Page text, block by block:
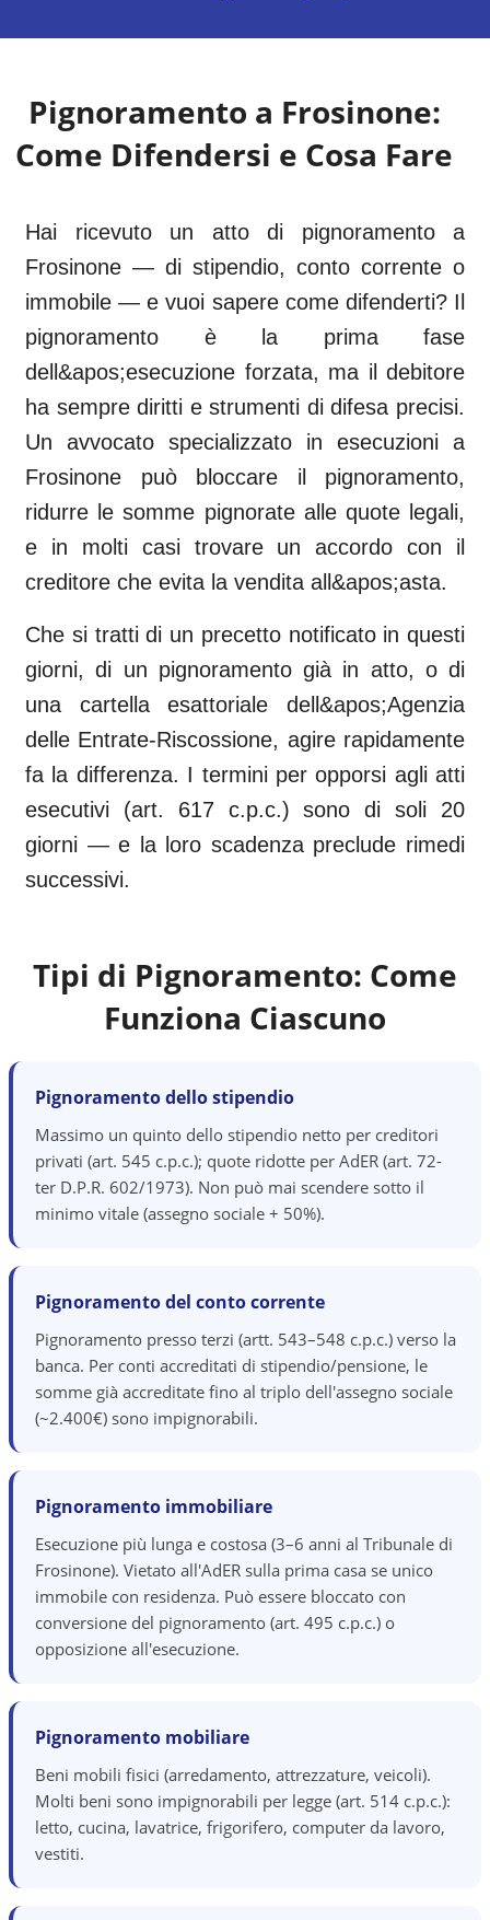
Pignoramento a Frosinone:
Come Difendersi e Cosa Fare
Hai ricevuto un atto di pignoramento a
Frosinone — di stipendio, conto corrente o
immobile — e vuoi sapere come difenderti? Il
pignoramento è la prima fase
dell&apos;esecuzione forzata, ma il debitore
ha sempre diritti e strumenti di difesa precisi.
Un avvocato specializzato in esecuzioni a
Frosinone può bloccare il pignoramento,
ridurre le somme pignorate alle quote legali,
e in molti casi trovare un accordo con il
creditore che evita la vendita all&apos;asta.
Che si tratti di un precetto notificato in questi
giorni, di un pignoramento già in atto, o di
una cartella esattoriale dell&apos;Agenzia
delle Entrate-Riscossione, agire rapidamente
fa la differenza. I termini per opporsi agli atti
esecutivi (art. 617 c.p.c.) sono di soli 20
giorni — e la loro scadenza preclude rimedi
successivi.
Tipi di Pignoramento: Come
Funziona Ciascuno
Pignoramento dello stipendio
Massimo un quinto dello stipendio netto per creditori
privati (art. 545 c.p.c.); quote ridotte per AdER (art. 72-
ter D.P.R. 602/1973). Non può mai scendere sotto il
minimo vitale (assegno sociale + 50%).
Pignoramento del conto corrente
Pignoramento presso terzi (artt. 543–548 c.p.c.) verso la
banca. Per conti accreditati di stipendio/pensione, le
somme già accreditate fino al triplo dell'assegno sociale
(~2.400€) sono impignorabili.
Pignoramento immobiliare
Esecuzione più lunga e costosa (3–6 anni al Tribunale di
Frosinone). Vietato all'AdER sulla prima casa se unico
immobile con residenza. Può essere bloccato con
conversione del pignoramento (art. 495 c.p.c.) o
opposizione all'esecuzione.
Pignoramento mobiliare
Beni mobili fisici (arredamento, attrezzature, veicoli).
Molti beni sono impignorabili per legge (art. 514 c.p.c.):
letto, cucina, lavatrice, frigorifero, computer da lavoro,
vestiti.